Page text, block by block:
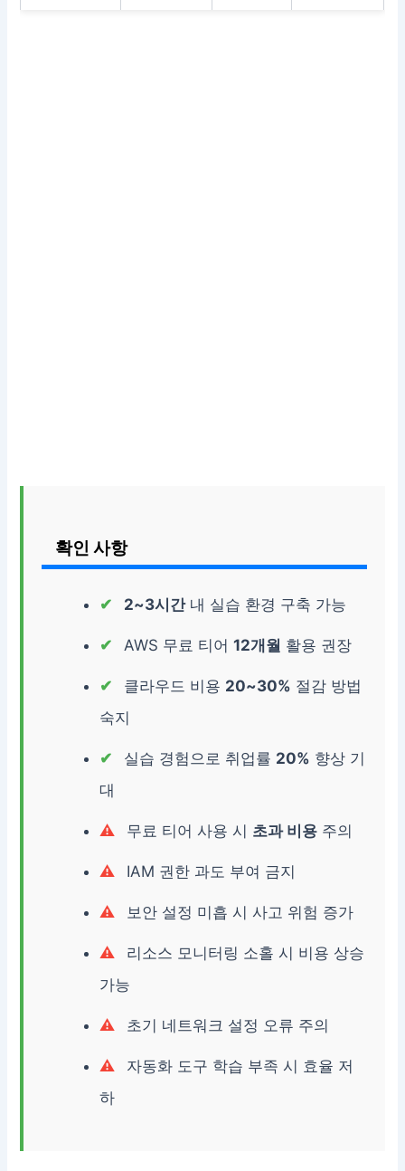
확인 사항
2~3시간내 실습 환경 구축 가능
AWS 무료 티어12개월 활용 권장
클라우드 비용 20~30% 절감 방법
숙지
실습 경험으로 취업률 20% 향상 기
대
무료 티어 사용 시 초과 비용 주의
IAM 권한 과도 부여 금지
보안 설정 미흡 시 사고 위험 증가
리소스 모니터링 소홀 시 비용 상승
가능
초기 네트워크 설정 오류 주의
자동화 도구 학습 부족 시 효율 저
하